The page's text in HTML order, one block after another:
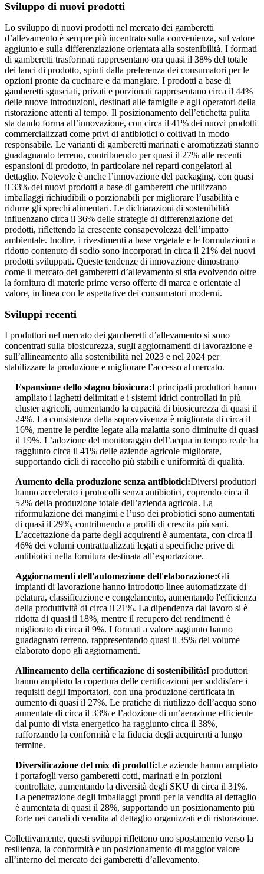
Sviluppo di nuovi prodotti
Lo sviluppo di nuovi prodotti nel mercato dei gamberetti
d’allevamento è sempre più incentrato sulla convenienza, sul valore
aggiunto e sulla differenziazione orientata alla sostenibilità. I formati
di gamberetti trasformati rappresentano ora quasi il 38% del totale
dei lanci di prodotto, spinti dalla preferenza dei consumatori per le
opzioni pronte da cucinare e da mangiare. I prodotti a base di
gamberetti sgusciati, privati ​​e porzionati rappresentano circa il 44%
delle nuove introduzioni, destinati alle famiglie e agli operatori della
ristorazione attenti al tempo. Il posizionamento dell’etichetta pulita
sta dando forma all’innovazione, con circa il 41% dei nuovi prodotti
commercializzati come privi di antibiotici o coltivati ​​in modo
responsabile. Le varianti di gamberetti marinati e aromatizzati stanno
guadagnando terreno, contribuendo per quasi il 27% alle recenti
espansioni di prodotto, in particolare nei reparti congelatori al
dettaglio. Notevole è anche l’innovazione del packaging, con quasi
il 33% dei nuovi prodotti a base di gamberetti che utilizzano
imballaggi richiudibili o porzionabili per migliorare l’usabilità e
ridurre gli sprechi alimentari. Le dichiarazioni di sostenibilità
influenzano circa il 36% delle strategie di differenziazione dei
prodotti, riflettendo la crescente consapevolezza dell’impatto
ambientale. Inoltre, i rivestimenti a base vegetale e le formulazioni a
ridotto contenuto di sodio sono incorporati in circa il 21% dei nuovi
prodotti sviluppati. Queste tendenze di innovazione dimostrano
come il mercato dei gamberetti d’allevamento si stia evolvendo oltre
la fornitura di materie prime verso offerte di marca e orientate al
valore, in linea con le aspettative dei consumatori moderni.
Sviluppi recenti
I produttori nel mercato dei gamberetti d’allevamento si sono
concentrati sulla biosicurezza, sugli aggiornamenti di lavorazione e
sull’allineamento alla sostenibilità nel 2023 e nel 2024 per
stabilizzare la produzione e migliorare l’accesso al mercato.
Espansione dello stagno biosicura:I principali produttori hanno
ampliato i laghetti delimitati e i sistemi idrici controllati in più
cluster agricoli, aumentando la capacità di biosicurezza di quasi il
24%. La consistenza della sopravvivenza è migliorata di circa il
16%, mentre le perdite legate alla malattia sono diminuite di quasi
il 19%. L’adozione del monitoraggio dell’acqua in tempo reale ha
raggiunto circa il 41% delle aziende agricole migliorate,
supportando cicli di raccolto più stabili e uniformità di qualità.
Aumento della produzione senza antibiotici:Diversi produttori
hanno accelerato i protocolli senza antibiotici, coprendo circa il
52% della produzione totale dell’azienda agricola. La
riformulazione dei mangimi e l’uso dei probiotici sono aumentati
di quasi il 29%, contribuendo a profili di crescita più sani.
L’accettazione da parte degli acquirenti è aumentata, con circa il
46% dei volumi contrattualizzati legati a specifiche prive di
antibiotici nella fornitura destinata all’esportazione.
Aggiornamenti dell'automazione dell'elaborazione:Gli
impianti di lavorazione hanno introdotto linee automatizzate di
pelatura, classificazione e congelamento, aumentando l'efficienza
della produttività di circa il 21%. La dipendenza dal lavoro si è
ridotta di quasi il 18%, mentre il recupero dei rendimenti è
migliorato di circa il 9%. I formati a valore aggiunto hanno
guadagnato terreno, rappresentando quasi il 35% del volume
elaborato dopo gli aggiornamenti.
Allineamento della certificazione di sostenibilità:I produttori
hanno ampliato la copertura delle certificazioni per soddisfare i
requisiti degli importatori, con una produzione certificata in
aumento di quasi il 27%. Le pratiche di riutilizzo dell’acqua sono
aumentate di circa il 33% e l’adozione di un’aerazione efficiente
dal punto di vista energetico ha raggiunto circa il 38%,
rafforzando la conformità e la fiducia degli acquirenti a lungo
termine.
Diversificazione del mix di prodotti:Le aziende hanno ampliato
i portafogli verso gamberetti cotti, marinati e in porzioni
controllate, aumentando la diversità degli SKU di circa il 31%.
La penetrazione degli imballaggi pronti per la vendita al dettaglio
è aumentata di quasi il 28%, supportando un posizionamento più
forte nei canali di vendita al dettaglio organizzati e di ristorazione.
Collettivamente, questi sviluppi riflettono uno spostamento verso la
resilienza, la conformità e un posizionamento di maggior valore
all’interno del mercato dei gamberetti d’allevamento.